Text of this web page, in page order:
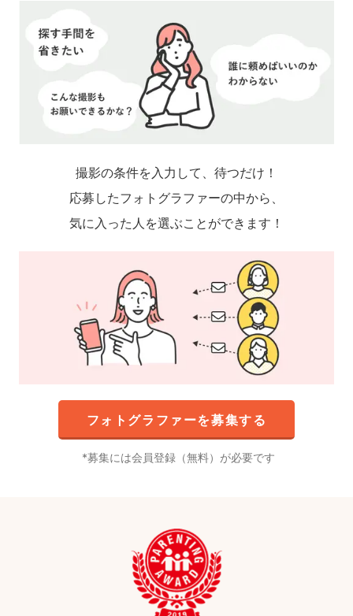
撮影の条件を入力して、待つだけ！
応募したフォトグラファーの中から、
気に入った人を選ぶことができます！
フォトグラファーを募集する
募集には会員登録（無料）が必要です